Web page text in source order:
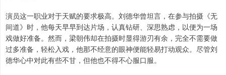
演员这一职业对于天赋的要求极高。刘德华曾坦言，在参与拍摄《无
间道》时，他每天早早到达片场，认真钻研、深思熟虑，以便为一场
戏做好准备。然而，梁朝伟却在拍摄时显得游刃有余，完全不需要做
过多准备，轻松入戏，他那不经意的眼神便能轻易打动观众。尽管刘
德华心中对此有些不甘，但他也不得不心服口服。